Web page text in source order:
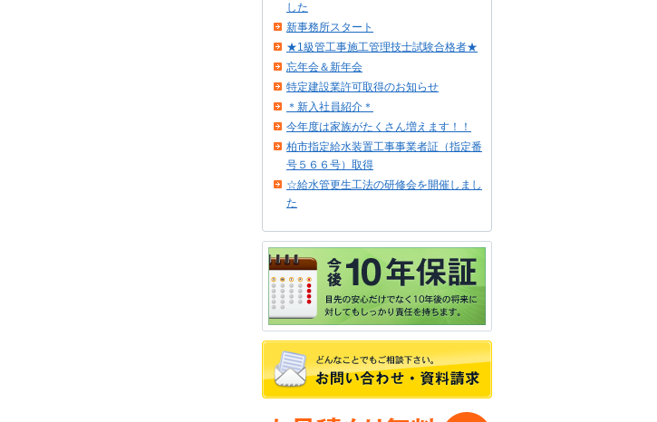
した
新事務所スタート
★1級管工事施工管理技士試験合格者★
忘年会＆新年会
特定建設業許可取得のお知らせ
＊新入社員紹介＊
今年度は家族がたくさん増えます！！
柏市指定給水装置工事事業者証（指定番
号５６６号）取得
☆給水管更生工法の研修会を開催しまし
た